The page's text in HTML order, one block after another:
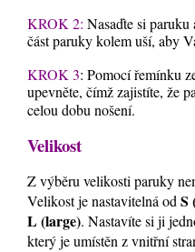
KROK 2: Nasaďte si paruku
část paruky kolem uší, aby
KROK 3: Pomocí řemínku
upevněte, čímž zajistíte, že
celou dobu nošení.
Velikost
Z výběru velikosti paruky
Velikost je nastavitelná od S
L (large). Nastavíte si ji
který je umístěn z vnitřní